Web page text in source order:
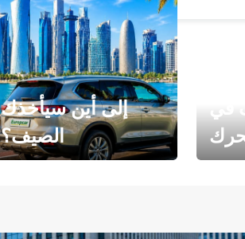
إلى أين سيأخذك
الصيف؟